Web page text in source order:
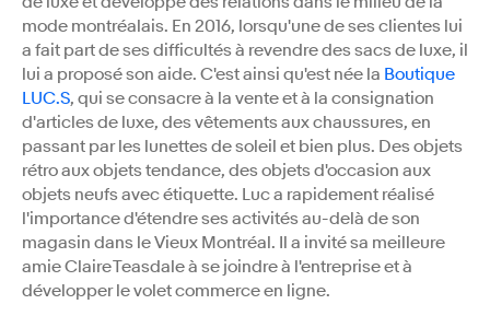
mode montréalais. En 2016, lorsqu'une de ses clientes lui
a fait part de ses difficultés à revendre des sacs de luxe, il
lui a proposé son aide. C'est ainsi qu'est née la Boutique
LUC.S, qui se consacre à la vente et à la consignation
d'articles de luxe, des vêtements aux chaussures, en
passant par les lunettes de soleil et bien plus. Des objets
rétro aux objets tendance, des objets d'occasion aux
objets neufs avec étiquette. Luc a rapidement réalisé
l'importance d'étendre ses activités au-delà de son
magasin dans le Vieux Montréal. Il a invité sa meilleure
amie Claire Teasdale à se joindre à l'entreprise et à
développer le volet commerce en ligne.